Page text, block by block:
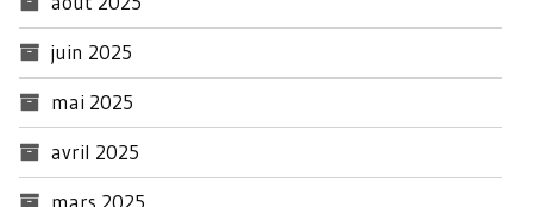
juin 2025
mai 2025
avril 2025
mars 2025